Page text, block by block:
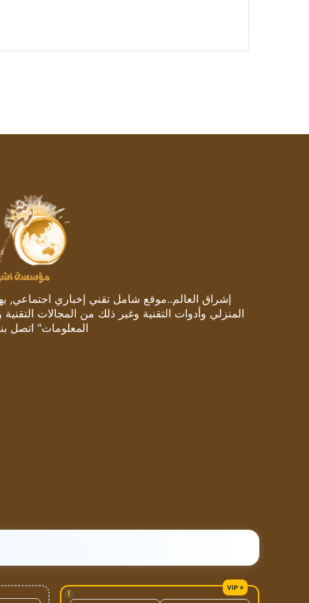
إشراق العالم..موقع شامل تقني إخباري اجتماعي,
المنزلي وأدوات التقنية وغير ذلك من المجالات
المعلومات" اتصل
!